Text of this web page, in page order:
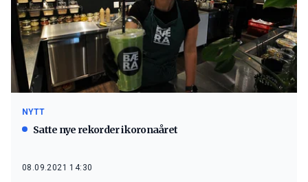
NYTT
Satte nye rekorder i koronaåret
08.09.2021 14:30